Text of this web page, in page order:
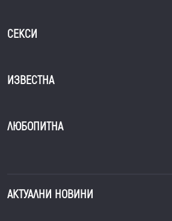
СЕКСИ
ИЗВЕСТНА
ЛЮБОПИТНА
АКТУАЛНИ НОВИНИ